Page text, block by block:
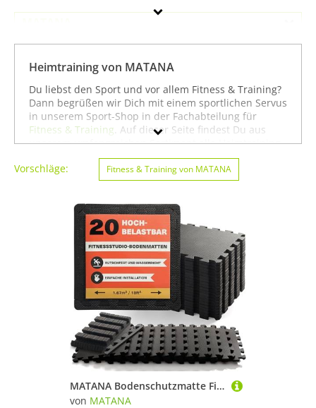
Farbe
Heimtraining von MATANA
Du liebst den Sport und vor allem Fitness & Training?
Dann begrüßen wir Dich mit einem sportlichen Servus
in unserem Sport-Shop in der Fachabteilung für
Fitness & Training . Auf dieser Seite findest Du aus
unserem umfangreichen Sortiment alle Heimtraining
der Marke MATANA. Mit Hilfe der Filter am linken
Seitenrand kannst Du Dir auchHeimtraining
anderen Marken anzeigen lassen. Alternativ kannst
Sportartikeln vonMATANAoder unter allen Produkten
für den SportFitness & Training von MATANA
umsehen. Mit diesen Hinweisen wünschen wir Dir viel
Erfolg beim Suchen und vor allem weiter viel Spaß
und Erfolg beim Fitness & Training!
Vorschläge: Fitness & Training von MATANA
MATANA Bodenschutzmatte Fitness - Puzzle Bodenmatte Sport Trainingsmatte rutschfest (20 Teile, 120x150cm Gym Matte) - Heimtrainer, Pool Unterlegmatte
von MATANA